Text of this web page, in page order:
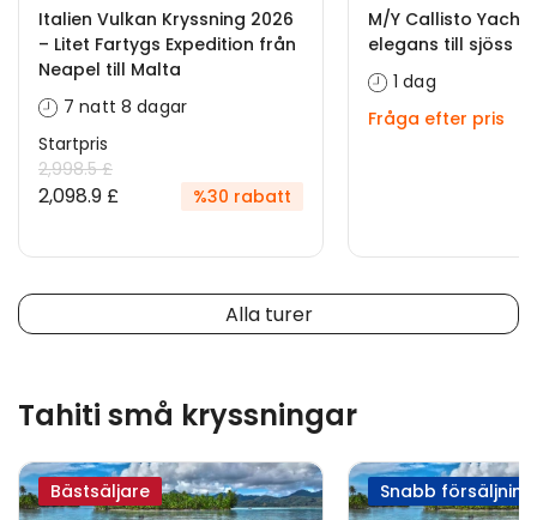
Italien Vulkan Kryssning 2026
– Litet Fartygs Expedition från
Neapel till Malta
7 natt 8 dagar
Startpris
2,998.5 £
2,098.9 £ %30 rabatt
M/Y Callisto
elegans till sjöss
1 dag
Fråga efter pris
Alla turer
Tahiti små kryssningar
Bästsäljare Snabb försäljning